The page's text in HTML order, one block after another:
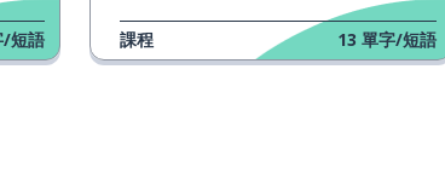
/短語 課程 13 單字/短語